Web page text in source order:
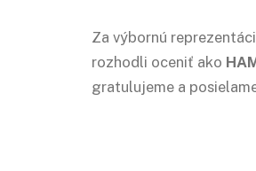
Za výbornú
rozhodli oceniť ako
gratulujeme a